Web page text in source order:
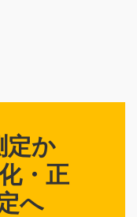
定か
・正
へ